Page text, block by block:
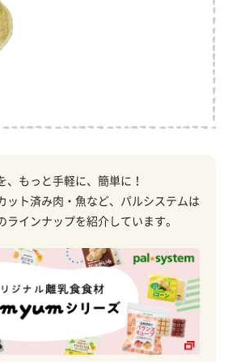
、もっと手軽に、簡単に！
ット済み肉・魚など、パルシステムは
ラインナップを紹介しています。